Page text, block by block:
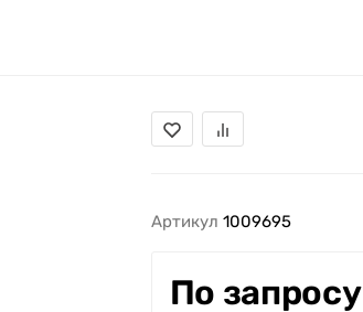
Артикул 1009695
По запросу